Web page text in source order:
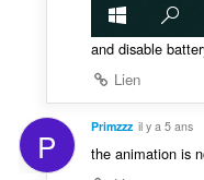
and disable
Lien
P Primzzz il y a 5 ans
the animation is